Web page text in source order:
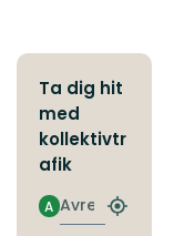
Ta dig hit
med
kollektivtr
afik
Avresa
A
Hitta